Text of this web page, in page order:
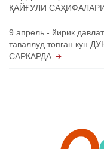
ҚАЙҒУЛИ
9 апрель - йирик
таваллуд топган кун
САРКАРДА